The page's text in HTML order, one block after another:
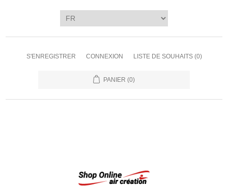
S'ENREGISTRER CONNEXION LISTE DE SOUHAITS (0)
PANIER (0)